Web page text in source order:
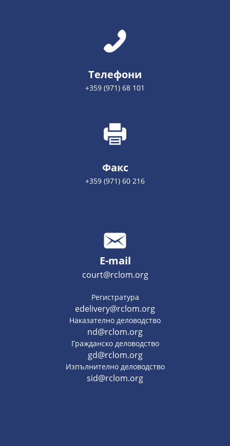
Телефони
+359 (971) 68 101
Факс
+359 (971) 60 216
E-mail
court@rclom.org
Регистратура
edelivery@rclom.org
Наказателно деловодство
nd@rclom.org
Гражданско деловодство
gd@rclom.org
Изпълнително деловодство
sid@rclom.org